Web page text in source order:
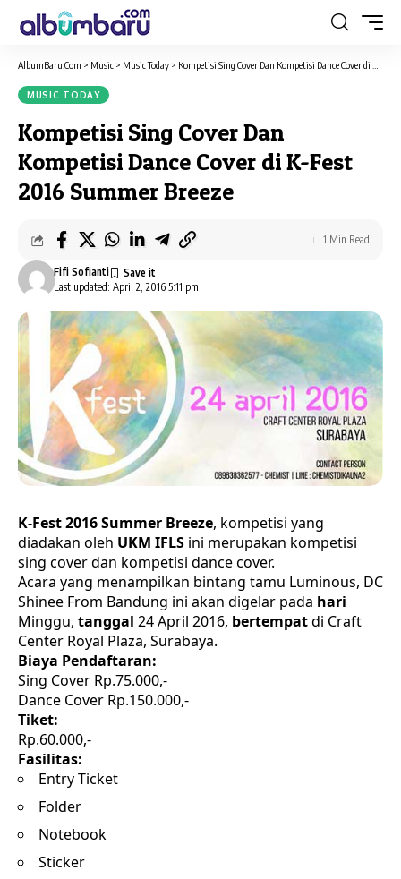
AlbumBaru.Com > Music > Music Today > Kompetisi Sing Cover Dan Kompetisi Dance Cover di K-Fest 2016 Summer Breeze
MUSIC TODAY
Kompetisi Sing Cover Dan
Kompetisi Dance Cover di K-Fest
2016 Summer Breeze
Last updated: April 2, 2016 5:11 pm
Fifi Sofianti
1 Min Read
K-Fest 2016 Summer Breeze, kompetisi yang
diadakan oleh UKM IFLS ini merupakan kompetisi
sing cover dan kompetisi dance cover.
Acara yang menampilkan bintang tamu Luminous, DC
Shinee From Bandung ini akan digelar pada hari
Minggu, tanggal 24 April 2016, bertempatdi Craft
Center Royal Plaza, Surabaya.
Biaya Pendaftaran:
Sing Cover Rp.75.000,-
Dance Cover Rp.150.000,-
Tiket:
Rp.60.000,-
Fasilitas:
Entry Ticket
Folder
Notebook
Sticker